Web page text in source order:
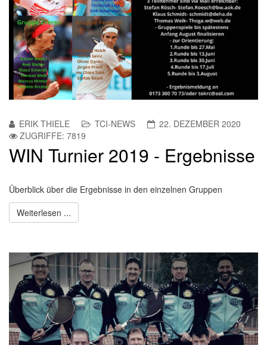
ERIK THIELE TCI-NEWS
22. DEZEMBER 2020
ZUGRIFFE: 7819
WIN Turnier 2019 - Ergebnisse
Überblick über die Ergebnisse in den einzelnen Gruppen
Weiterlesen ...